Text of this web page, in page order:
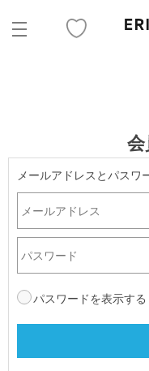
メールアドレスとパスワ
パスワードを表示する